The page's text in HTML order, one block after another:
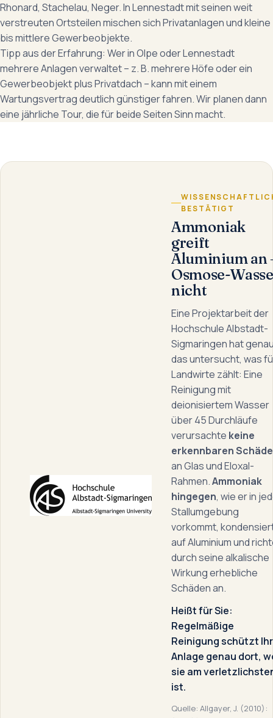
Rhonard, Stachelau, Neger. In Lennestadt mit seinen weit
verstreuten Ortsteilen mischen sich Privatanlagen und kleine
bis mittlere Gewerbeobjekte.
Tipp aus der Erfahrung: Wer in Olpe oder Lennestadt
mehrere Anlagen verwaltet – z. B. mehrere Höfe oder ein
Gewerbeobjekt plus Privatdach – kann mit einem
Wartungsvertrag deutlich günstiger fahren. Wir planen dann
eine jährliche Tour, die für beide Seiten Sinn macht.
BESTÄTIGT
Ammoniak
greift
Aluminium an
Osmose-
nicht
Eine Projektarbeit der
Hochschule Albstadt-
Sigmaringen hat
das untersucht, was
Landwirte zählt: Eine
Reinigung mit
deionisiertem Wasser
über 45 Durchläufe
verursachte keine
erkennbaren
an Glas und Eloxal-
Rahmen.Ammoniak
hingegen, wie er in
Stallumgebung
vorkommt,
auf Aluminium und
durch seine alkalische
Wirkung erhebliche
Schäden an.
Heißt für Sie:
Regelmäßige
Reinigung schützt
Anlage genau dort,
sie am
ist.
Quelle: Allgayer, J. (2010):